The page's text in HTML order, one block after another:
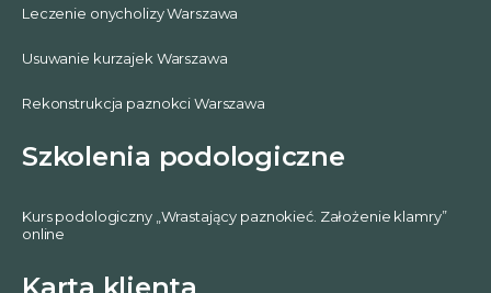
Leczenie onycholizy Warszawa
Usuwanie kurzajek Warszawa
Rekonstrukcja paznokci Warszawa
Szkolenia podologiczne
Kurs podologiczny „Wrastający paznokieć. Założenie klamry”
online